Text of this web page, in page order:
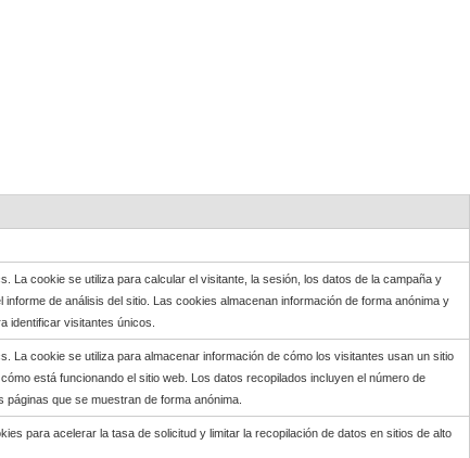
La cookie se utiliza para calcular el visitante, la sesión, los datos de la campaña y
de análisis del sitio. Las cookies almacenan información de forma anónima y
identificar visitantes únicos.
La cookie se utiliza para almacenar información de cómo los visitantes usan un sitio
está funcionando el sitio web. Los datos recopilados incluyen el número de
que se muestran de forma anónima.
para acelerar la tasa de solicitud y limitar la recopilación de datos en sitios de alto